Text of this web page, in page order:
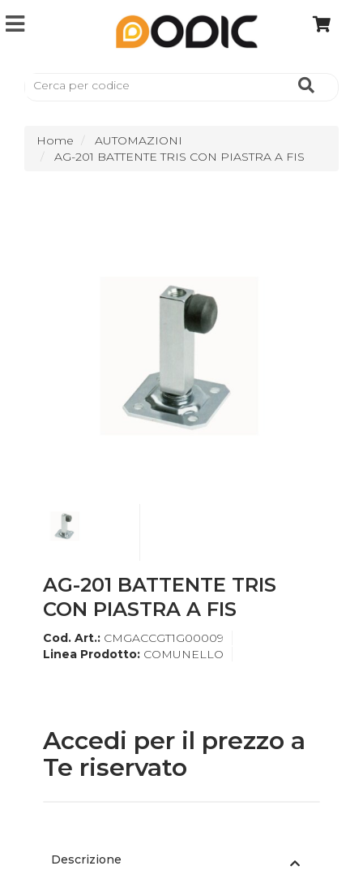
Home
AUTOMAZIONI
AG-201 BATTENTE TRIS CON PIASTRA A FIS
AG-201 BATTENTE TRIS
CON PIASTRA A FIS
Cod. Art.: CMGACCGT1G00009
Linea Prodotto: COMUNELLO
Accedi per il prezzo a
Te riservato
Descrizione